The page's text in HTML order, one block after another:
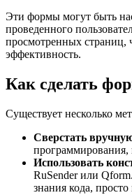
Эти формы могут быть
проведенного
просмотренных страниц,
эффективность.
Как сделать
Существует несколько
Сверстать
программирования,
Использовать
RuSender или
знания кода,